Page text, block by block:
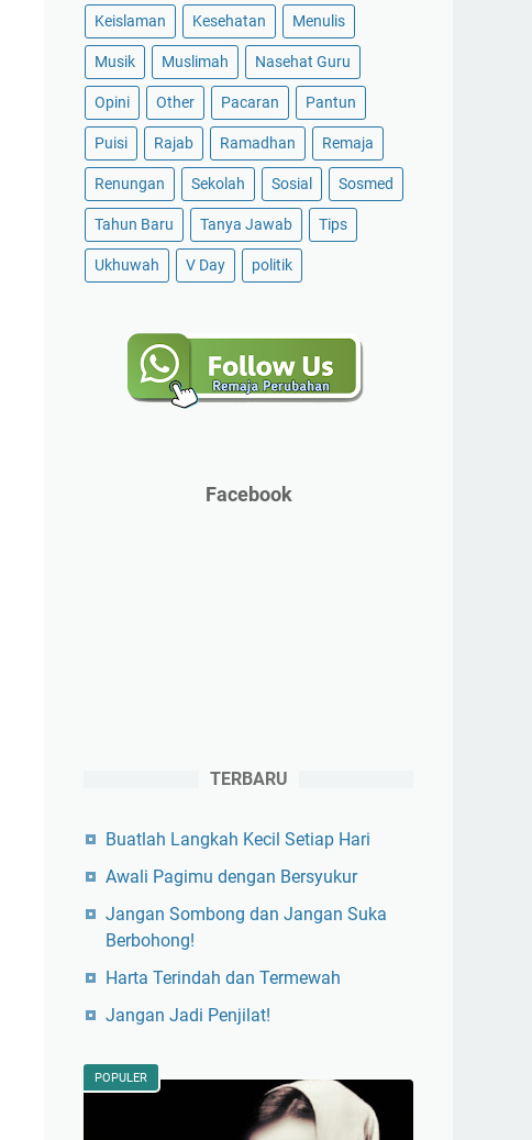
Keislaman Kesehatan Menulis
Musik Muslimah Nasehat Guru
Opini Other Pacaran Pantun
Puisi Rajab Ramadhan Remaja
Renungan Sekolah Sosial Sosmed
Tahun Baru Tanya Jawab Tips
Ukhuwah V Day politik
Facebook
TERBARU
Buatlah Langkah Kecil Setiap Hari
Awali Pagimu dengan Bersyukur
Jangan Sombong dan Jangan Suka
Berbohong!
Harta Terindah dan Termewah
Jangan Jadi Penjilat!
POPULER